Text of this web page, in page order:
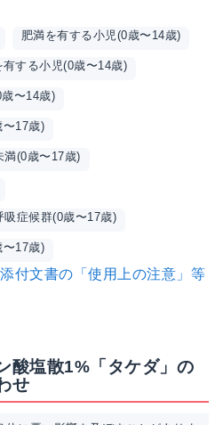
肥満を有する小児(0歳〜14歳)
する小児(0歳〜14歳)
〜14歳)
〜17歳)
満(0歳〜17歳)
吸症候群(0歳〜17歳)
〜17歳)
添付文書の「使用上の注意」等
酸塩散1%「タケダ」の
せ